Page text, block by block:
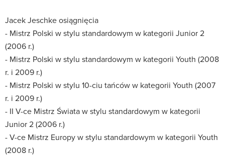
Jacek Jeschke osiągnięcia
- Mistrz Polski w stylu standardowym w kategorii Junior 2
(2006 r.)
- Mistrz Polski w stylu standardowym w kategorii Youth (2008
r. i 2009 r.)
- Mistrz Polski w stylu 10-ciu tańców w kategorii Youth (2007
r. i 2009 r.)
- II V-ce Mistrz Świata w stylu standardowym w kategorii
Junior 2 (2006 r.)
- V-ce Mistrz Europy w stylu standardowym w kategorii Youth
(2008 r.)